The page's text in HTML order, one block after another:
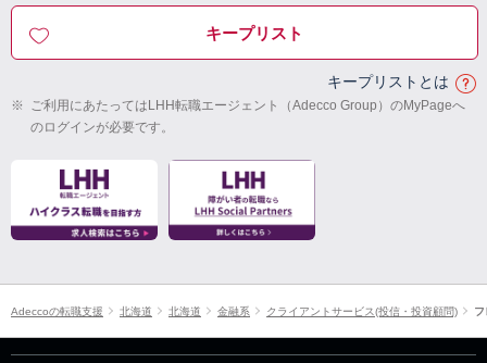
キープリスト
キープリストとは
※ ご利用にあたってはLHH転職エージェント（Adecco Group）のMyPageへ
のログインが必要です。
Adeccoの転職支援 北海道 北海道 金融系 クライアントサービス(投信・投資顧問)